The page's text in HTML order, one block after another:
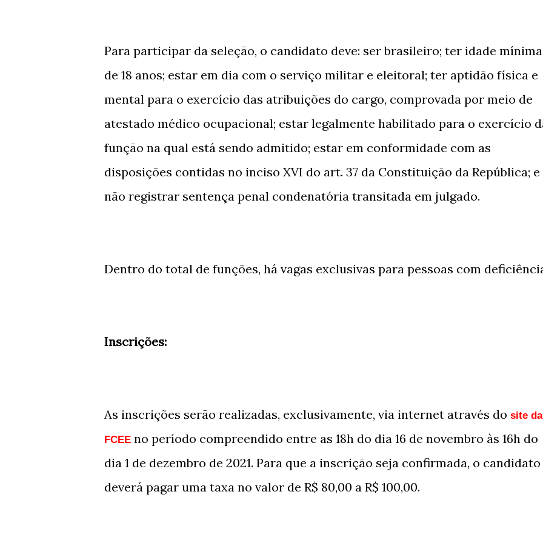
Para participar da seleção, o candidato deve: ser brasileiro; ter idade mínima
de 18 anos; estar em dia com o serviço militar e eleitoral; ter aptidão física e
mental para o exercício das atribuições do cargo, comprovada por meio de
atestado médico ocupacional; estar legalmente habilitado para o exercício
função na qual está sendo admitido; estar em conformidade com as
disposições contidas no inciso XVI do art. 37 da Constituição da República; e
não registrar sentença penal condenatória transitada em julgado.
Dentro do total de funções, há vagas exclusivas para pessoas com
Inscrições:
As inscrições serão realizadas, exclusivamente, via internet através do site da
FCEE no período compreendido entre as 18h do dia 16 de novembro às 16h do
dia 1 de dezembro de 2021. Para que a inscrição seja confirmada, o candidato
deverá pagar uma taxa no valor de R$ 80,00 a R$ 100,00.